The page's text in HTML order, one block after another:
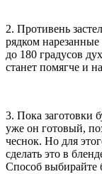
2. Противень
рядком
до 180 градусов
станет помягче и
3. Пока заготовки
уже он готовый,
чеснок. Но для
сделать это в
Способ выбирайте